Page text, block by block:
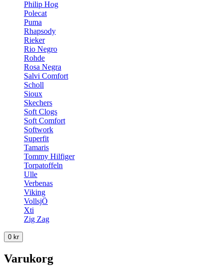
Philip Hog
Polecat
Puma
Rhapsody
Rieker
Rio Negro
Rohde
Rosa Negra
Salvi Comfort
Scholl
Sioux
Skechers
Soft Clogs
Soft Comfort
Softwork
Superfit
Tamaris
Tommy Hilfiger
Torpatoffeln
Ulle
Verbenas
Viking
VollsjÖ
Xti
Zig Zag
0 kr
Varukorg